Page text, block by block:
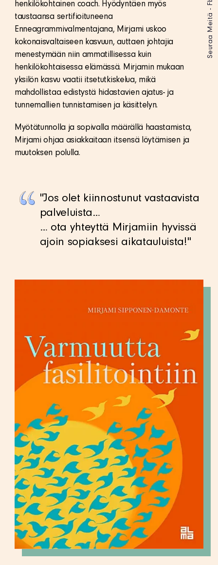
Seuraa Meitä -
henkilökohtainen coach. Hyödyntäen myös
taustaansa sertifioituneena
Enneagrammivalmentajana, Mirjami uskoo
kokonaisvaltaiseen kasvuun, auttaen johtajia
menestymään niin ammatillisessa kuin
henkilökohtaisessa elämässä. Mirjamin mukaan
yksilön kasvu vaatii itsetutkiskelua, mikä
mahdollistaa edistystä hidastavien ajatus- ja
tunnemallien tunnistamisen ja käsittelyn.
Myötätunnolla ja sopivalla määrällä haastamista,
Mirjami ohjaa asiakkaitaan itsensä löytämisen ja
muutoksen polulla.
​​​"Jos olet kiinnostunut vastaavista
palveluista…
… ota yhteyttä Mirjamiin hyvissä
ajoin sopiaksesi aikatauluista!"